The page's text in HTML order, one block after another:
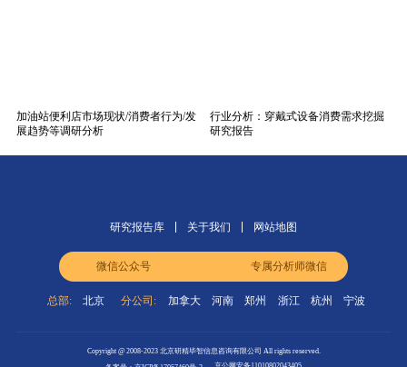
加油站便利店市场现状/消费者行为/发
展趋势等调研分析
行业分析：穿戴式设备消费需求挖掘
研究报告
研究报告库 关于我们 网站地图
微信公众号 专属分析师微信
总部: 北京 分公司: 加拿大 河南 郑州 浙江 杭州 宁波
Copyright @ 2008-2023 北京研精毕智信息咨询有限公司 All rights reserved.